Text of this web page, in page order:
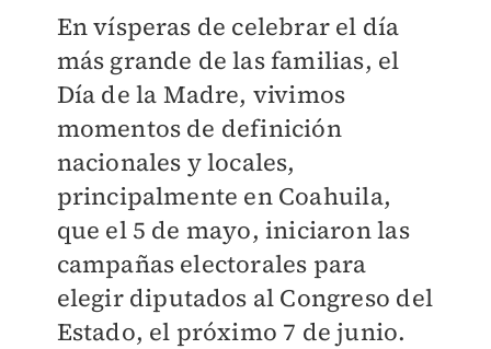
En vísperas de celebrar el día
más grande de las familias, el
Día de la Madre, vivimos
momentos de definición
nacionales y locales,
principalmente en Coahuila,
que el 5 de mayo, iniciaron las
campañas electorales para
elegir diputados al Congreso del
Estado, el próximo 7 de junio.